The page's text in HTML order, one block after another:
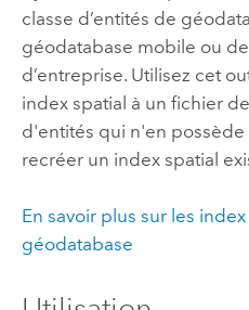
classe d’entités de
géodatabase mobile ou
d’entreprise. Utilisez cet
index spatial à un fichier
d'entités qui n'en
recréer un index spatial
En savoir plus sur les
géodatabase